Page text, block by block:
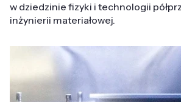
w dziedzinie fizyki i technologii
inżynierii materiałowej.